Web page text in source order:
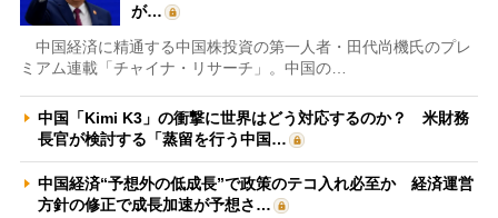
が…
中国経済に精通する中国株投資の第一人者・田代尚機氏のプレ
ミアム連載「チャイナ・リサーチ」。中国の…
中国「Kimi K3」の衝撃に世界はどう対応するのか？ 米財務
長官が検討する「蒸留を行う中国…
中国経済“予想外の低成長”で政策のテコ入れ必至か 経済運営
方針の修正で成長加速が予想さ…